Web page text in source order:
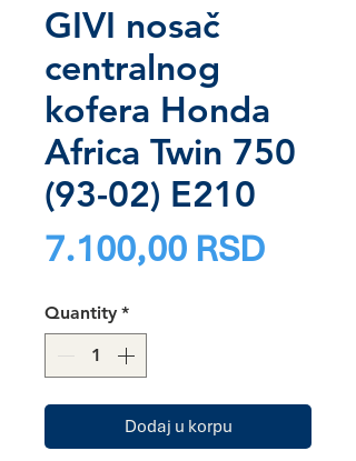
GIVI nosač
centralnog
kofera Honda
Africa Twin 750
(93-02) E210
7.100,00 RSDPrice
Quantity *
Dodaj u korpu